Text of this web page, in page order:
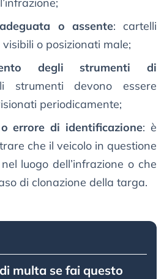
o assente: cartelli
o posizionati male;
degli strumenti di
strumenti devono essere
periodicamente;
errore di identificazione: è
che il veicolo in questione
luogo dell’infrazione o che
di clonazione della targa.
multa se fai questo